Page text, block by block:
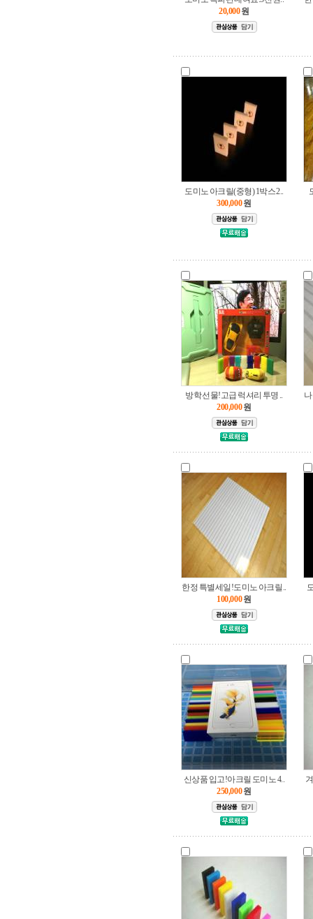
20,000원
도미노 아크릴(중형) 1박스 2..
300,000 원
방학 선물!고급 럭셔리 투명 ..
200,000 원
한정 특별세일!도미노 아크릴..
100,000 원
신상품 입고!아크릴 도미노 4..
250,000 원